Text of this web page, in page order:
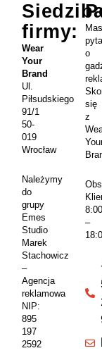
o
się
z
8:00
–
firmy:
Wear
Your
Brand
Ul.
Piłsudskiego
91/1
50-
019
Wrocław
Należymy
do
grupy
Emes
Studio
Marek
Stachowicz
–
Agencja
reklamowa
NIP:
895
197
2592